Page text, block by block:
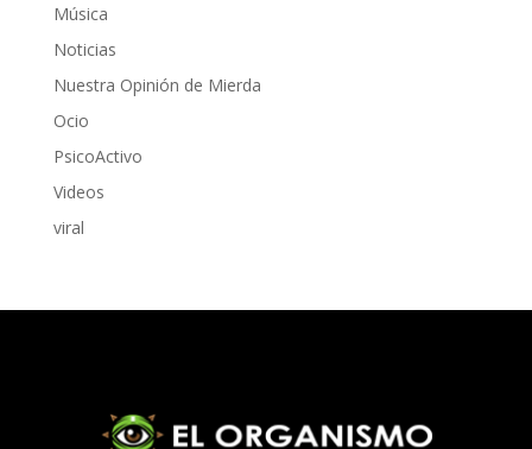
Música
Noticias
Nuestra Opinión de Mierda
Ocio
PsicoActivo
Videos
viral